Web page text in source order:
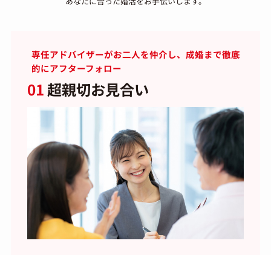
専任アドバイザーがお二人を仲介し、成婚まで徹底
的にアフターフォロー
01 超親切お見合い